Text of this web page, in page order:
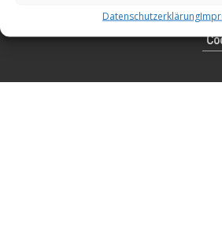
Datenschutzerklärung